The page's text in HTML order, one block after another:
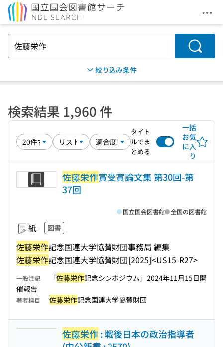
メ
検索
絞り込み条件
検索結果 1,960 件
タイト
ルでま
とめる
一括
お気
に入
り
佐藤栄作賞受賞論文集 第30回-第
37回
紙 図書
佐藤栄作記念国連大学協賛財団事務局 編集
佐藤栄作記念国連大学協賛財団[2025]<US15-R27>
国立国会図書館 全国の図書館
一般注記 「佐藤栄作記念シンポジウム」2024年11月15日開
催報告
著者標目 佐藤栄作記念国連大学協賛財団
佐藤栄作: 戦後日本の政治指導者